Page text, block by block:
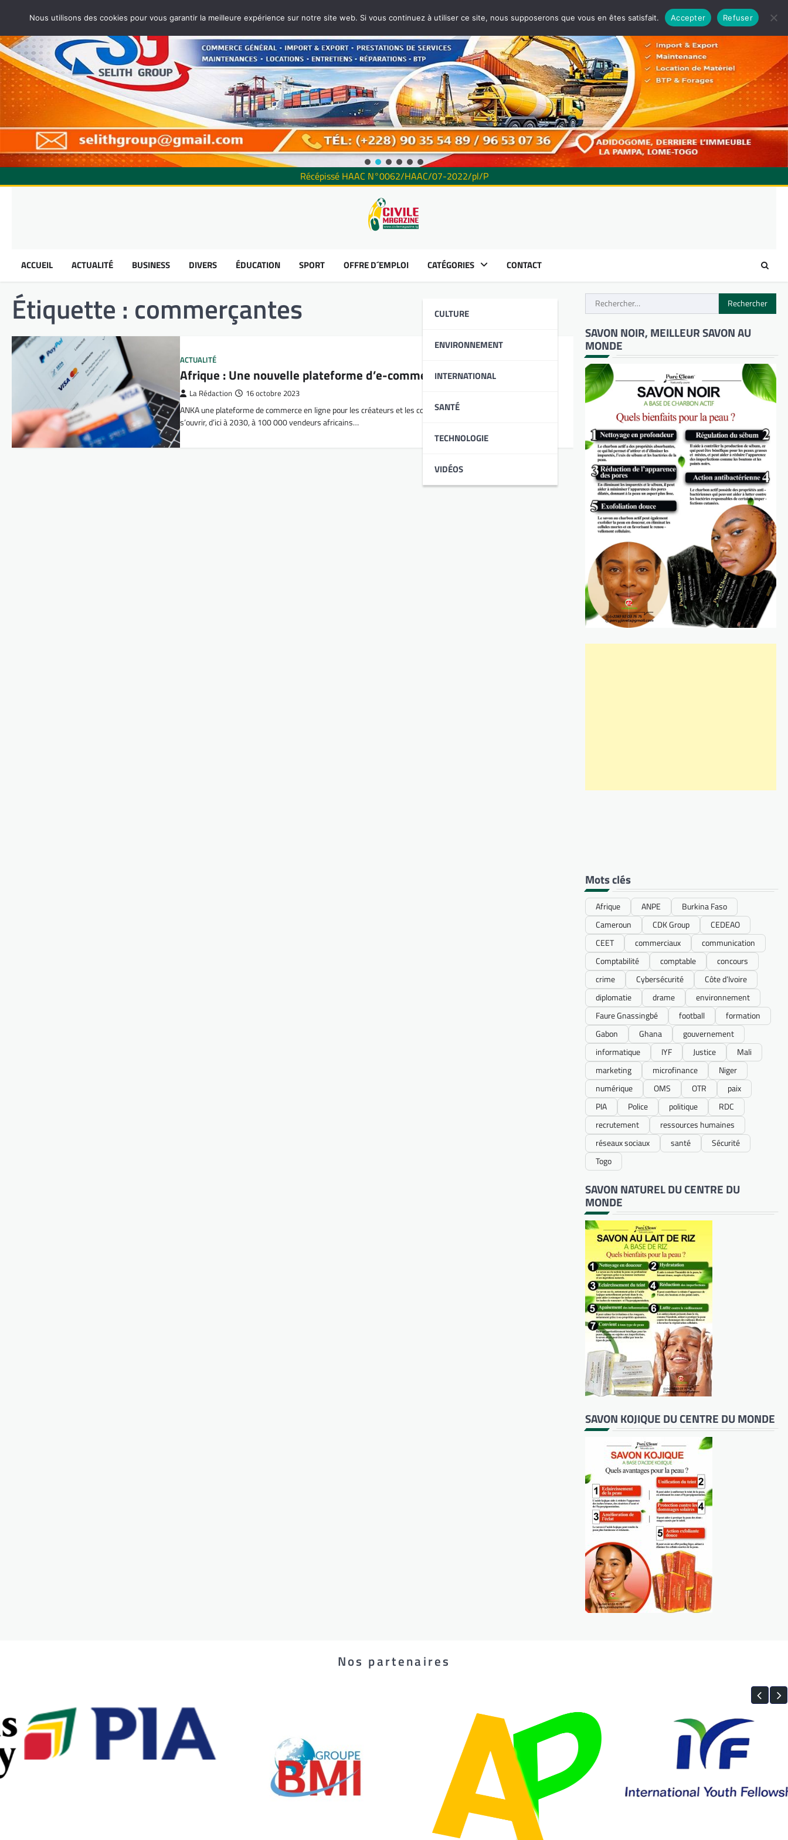
Récépissé HAAC N°0062/HAAC/07-2022/pl/P
ACCUEIL ACTUALITÉ BUSINESS DIVERS ÉDUCATION SPORT OFFRE D´EMPLOI CATÉGORIES
CULTURE
ENVIRONNEMENT
INTERNATIONAL
SANTÉ
TECHNOLOGIE
VIDÉOS
CONTACT
Étiquette : commerçantes
ACTUALITÉ
Afrique : Une nouvelle plateforme d’e-commerce en vue
La Rédaction 16 octobre 2023
ANKA une plateforme de commerce en ligne pour les créateurs et les commerçants africains, envisage de
s’ouvrir, d’ici à 2030, à 100 000 vendeurs africains…
Rechercher :
SAVON NOIR, MEILLEUR SAVON AU
MONDE
Mots clés
Afrique ANPE
Burkina Faso
Cameroun
CDK Group
CEDEAO
CEET
commerciaux
communication
Comptabilité
comptable
concours
crime
Cybersécurité
Côte d’Ivoire
diplomatie
drame
environnement
Faure Gnassingbé
football
formation
Gabon
Ghana
gouvernement
informatique
IYF Justice
Mali
marketing
microfinance
Niger
numérique
OMS OTR
paix
PIA
Police politique
RDC
recrutement
ressources humaines
réseaux sociaux
santé
Sécurité
Togo
SAVON NATUREL DU CENTRE DU
MONDE
SAVON KOJIQUE DU CENTRE DU MONDE
Nos partenaires
Nous utilisons des cookies pour vous garantir la meilleure expérience sur notre site web. Si vous continuez à utiliser ce site, nous supposerons que vous en êtes satisfait. Accepter Refuser
Let's chat on WhatsApp
Bienvenue sur civilemagazine ,
dites nous en quoi nous